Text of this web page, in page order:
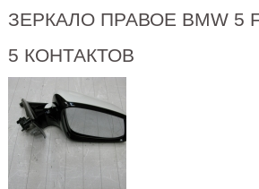
автоматически входить в систему
ЗЕРКАЛО ПРАВОЕ BMW 5
5 КОНТАКТОВ